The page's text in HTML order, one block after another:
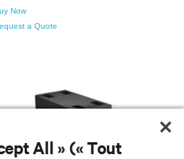
All » (« Tout